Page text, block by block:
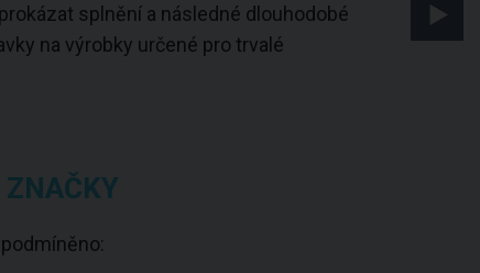
splnění a následné dlouhodobé
na výrobky určené pro trvalé